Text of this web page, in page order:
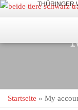
THÜRINGER
Startseite » My